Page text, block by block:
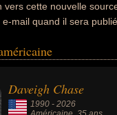
vers cette nouvelle
mail quand il sera publié.
Daveigh Chase
1990 - 2026